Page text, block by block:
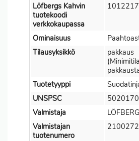
Löfbergs Kahvin
tuotekoodi
verkkokaupassa
1012217
Ominaisuus
Tilausyksikkö
pakkaus
Tuotetyyppi
UNSPSC
Valmistaja
Valmistajan
tuotenumero